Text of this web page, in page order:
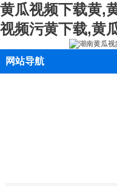
黄瓜视频下载黄,
视频污黄下载,黄
网站导航